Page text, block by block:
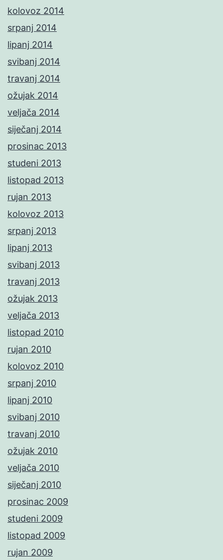
kolovoz 2014
srpanj 2014
lipanj 2014
svibanj 2014
travanj 2014
ožujak 2014
veljača 2014
siječanj 2014
prosinac 2013
studeni 2013
listopad 2013
rujan 2013
kolovoz 2013
srpanj 2013
lipanj 2013
svibanj 2013
travanj 2013
ožujak 2013
veljača 2013
listopad 2010
rujan 2010
kolovoz 2010
srpanj 2010
lipanj 2010
svibanj 2010
travanj 2010
ožujak 2010
veljača 2010
siječanj 2010
prosinac 2009
studeni 2009
listopad 2009
rujan 2009